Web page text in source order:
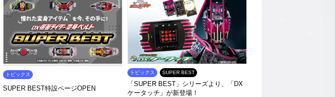
トピックス
SUPER BEST特設ページOPEN
トピックス SUPER BEST
「SUPER BEST」シリーズより、「DX
ケータッチ」が新登場！